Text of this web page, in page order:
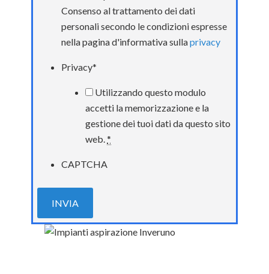
Consenso al trattamento dei dati
personali secondo le condizioni espresse
nella pagina d'informativa sullaprivacy
Privacy*
Utilizzando questo modulo
accetti la memorizzazione e la
gestione dei tuoi dati da questo sito
web.*
CAPTCHA